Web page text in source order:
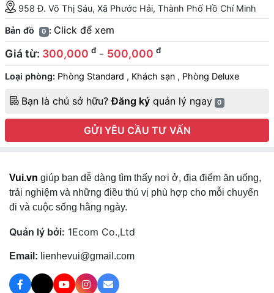
958 Đ. Võ Thị Sáu, Xã Phước Hải, Thành Phố Hồ Chí Minh
Bản đồ 0 : Click để xem
Giá từ: 300,000 đ - 500,000 đ
Loại phòng: Phòng Standard , Khách sạn , Phòng Deluxe
Bạn là chủ sở hữu?Đăng ký quản lý ngay 0
GỬI YÊU CẦU TƯ VẤN
Vui.vn giúp bạn dễ dàng tìm thấy nơi ở, địa điểm ăn uống,
trải nghiệm và những điều thú vị phù hợp cho mỗi chuyến
đi và cuộc sống hằng ngày.
Quản lý bởi: 1Ecom Co.,Ltd
Email: lienhevui@gmail.com